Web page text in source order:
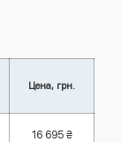
Цена, грн.
16 695 ₴